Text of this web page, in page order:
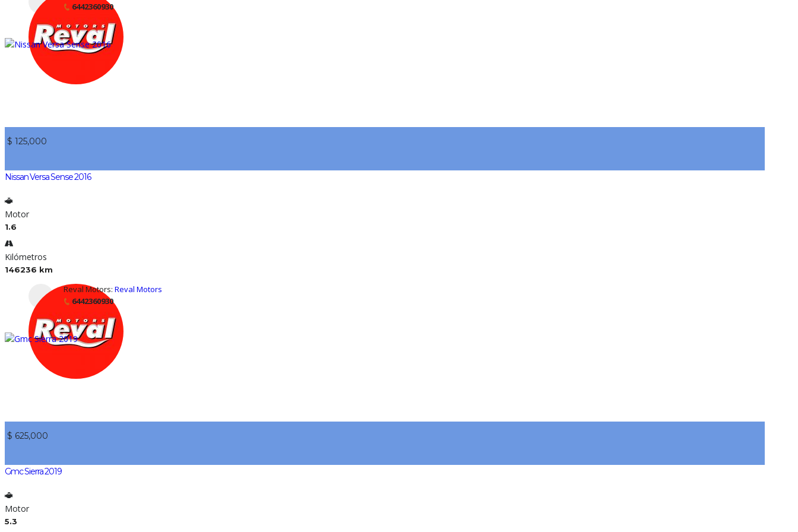
6442360930
$ 125,000
Nissan Versa Sense 2016
Motor
1.6
Kilómetros
146236 km
Reval Motors: Reval Motors
6442360930
$ 625,000
Gmc Sierra 2019
Motor
5.3